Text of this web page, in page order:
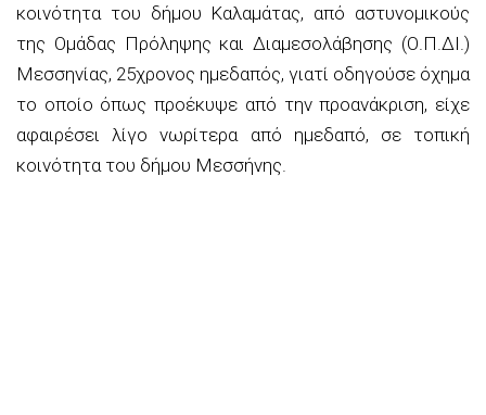
κοινότητα του δήμου Καλαμάτας, από αστυνομικούς
της Ομάδας Πρόληψης και Διαμεσολάβησης (Ο.Π.ΔΙ.)
Μεσσηνίας, 25χρονος ημεδαπός, γιατί οδηγούσε όχημα
το οποίο όπως προέκυψε από την προανάκριση, είχε
αφαιρέσει λίγο νωρίτερα από ημεδαπό, σε τοπική
κοινότητα του δήμου Μεσσήνης.